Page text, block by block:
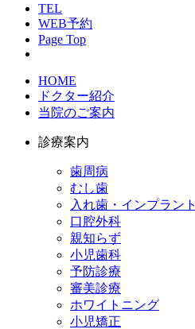
TEL
WEB予約
Page Top
HOME
ドクター紹介
当院のご案内
診療案内
歯周病
むし歯
入れ歯・インプラント
口腔外科
親知らず
小児歯科
予防診療
審美診療
ホワイトニング
小児矯正